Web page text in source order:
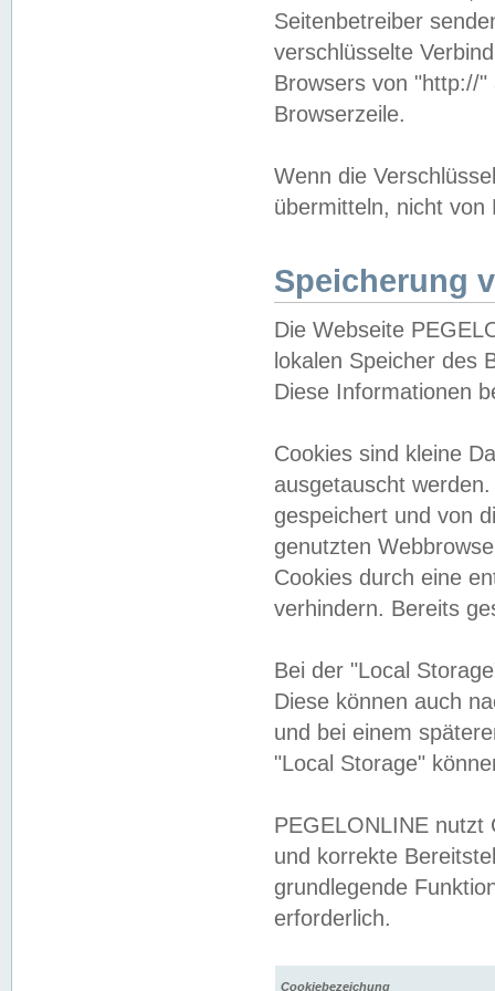
Seitenbetreiber
verschlüsselte
Browsers von "http://
Browserzeile.
Wenn die
übermitteln, nicht von
Speicherung
Die Webseite
lokalen Speicher des
Diese Informationen
Cookies sind kleine
ausgetauscht
gespeichert und von
genutzten
Cookies durch eine
verhindern. Bereits
Bei der "Local
Diese können auch
und bei einem
"Local Storage"
PEGELONLINE nutzt
und korrekte
grundlegende
erforderlich.
Cookiebezeichung